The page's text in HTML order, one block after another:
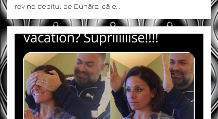
revine debitul pe Dunăre, că e…